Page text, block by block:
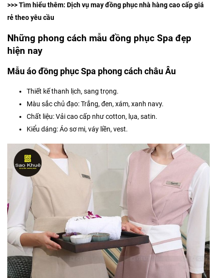
>>> Tìm hiểu thêm: Dịch vụmay đồng phục nhà hàngcao cấp giá
rẻ theo yêu cầu
Những phong cách mẫu đồng phục Spa đẹp
hiện nay
Mẫu áo đồng phục Spa phong cách châu Âu
Thiết kế thanh lịch, sang trọng.
Màu sắc chủ đạo: Trắng, đen, xám, xanh navy.
Chất liệu: Vải cao cấp như cotton, lụa, satin.
Kiểu dáng: Áo sơ mi, váy liền, vest.